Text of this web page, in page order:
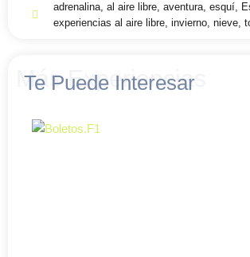
adrenalina, al aire libre, aventura, esquí,
experiencias al aire libre, invierno, nieve,
Más Experiencias
Te Puede Interesar